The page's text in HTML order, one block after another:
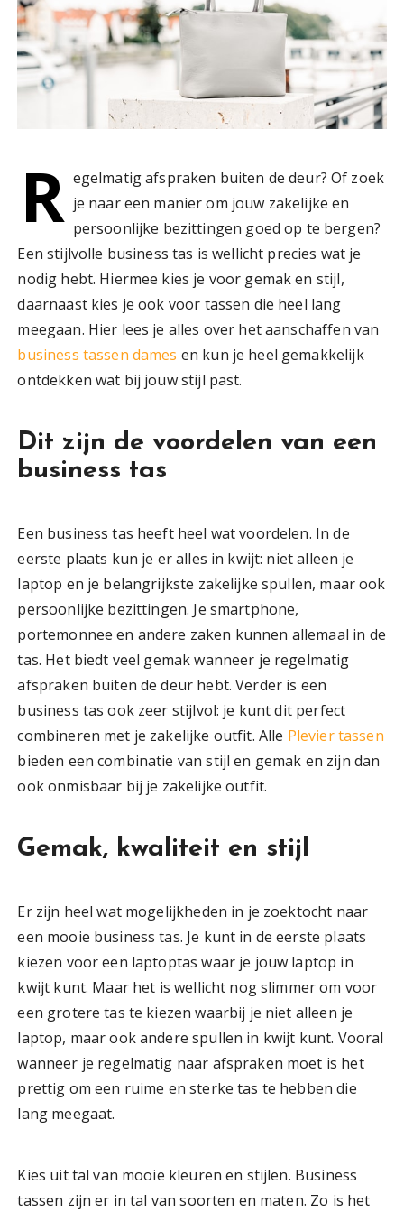
R egelmatig afspraken buiten de deur? Of zoek
je naar een manier om jouw zakelijke en
persoonlijke bezittingen goed op te bergen?
Een stijlvolle business tas is wellicht precies wat je
nodig hebt. Hiermee kies je voor gemak en stijl,
daarnaast kies je ook voor tassen die heel lang
meegaan. Hier lees je alles over het aanschaffen van
business tassen dames en kun je heel gemakkelijk
ontdekken wat bij jouw stijl past.
Dit zijn de voordelen van een
business tas
Een business tas heeft heel wat voordelen. In de
eerste plaats kun je er alles in kwijt: niet alleen je
laptop en je belangrijkste zakelijke spullen, maar ook
persoonlijke bezittingen. Je smartphone,
portemonnee en andere zaken kunnen allemaal in de
tas. Het biedt veel gemak wanneer je regelmatig
afspraken buiten de deur hebt. Verder is een
business tas ook zeer stijlvol: je kunt dit perfect
combineren met je zakelijke outfit. Alle Plevier tassen
bieden een combinatie van stijl en gemak en zijn dan
ook onmisbaar bij je zakelijke outfit.
Gemak, kwaliteit en stijl
Er zijn heel wat mogelijkheden in je zoektocht naar
een mooie business tas. Je kunt in de eerste plaats
kiezen voor een laptoptas waar je jouw laptop in
kwijt kunt. Maar het is wellicht nog slimmer om voor
een grotere tas te kiezen waarbij je niet alleen je
laptop, maar ook andere spullen in kwijt kunt. Vooral
wanneer je regelmatig naar afspraken moet is het
prettig om een ruime en sterke tas te hebben die
lang meegaat.
Kies uit tal van mooie kleuren en stijlen. Business
tassen zijn er in tal van soorten en maten. Zo is het